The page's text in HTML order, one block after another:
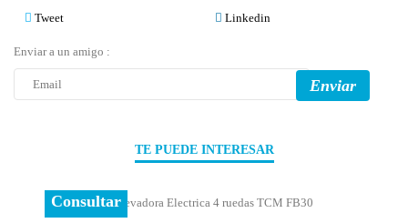
Tweet Linkedin
Enviar a un amigo :
Enviar
TE PUEDE INTERESAR
Consultar